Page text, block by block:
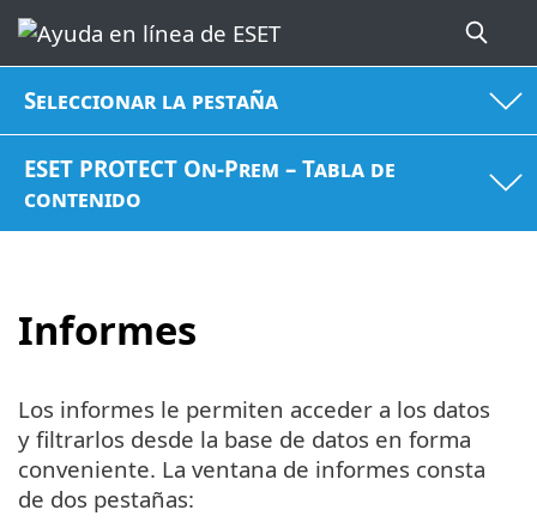
Seleccionar la pestaña
ESET PROTECT On-Prem – Tabla de
contenido
Informes
Los informes le permiten acceder a los datos
y filtrarlos desde la base de datos en forma
conveniente. La ventana de informes consta
de dos pestañas: